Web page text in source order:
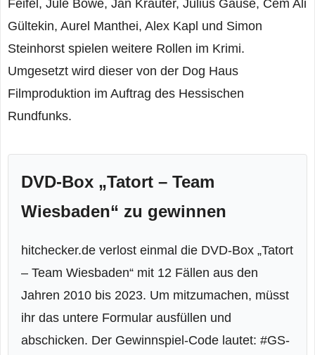
Feifel, Jule Böwe, Jan Krauter, Julius Gause, Cem Ali
Gültekin, Aurel Manthei, Alex Kapl und Simon
Steinhorst spielen weitere Rollen im Krimi.
Umgesetzt wird dieser von der Dog Haus
Filmproduktion im Auftrag des Hessischen
Rundfunks.
DVD-Box „Tatort – Team
Wiesbaden“ zu gewinnen
hitchecker.de verlost einmal die DVD-Box „Tatort
– Team Wiesbaden“ mit 12 Fällen aus den
Jahren 2010 bis 2023. Um mitzumachen, müsst
ihr das untere Formular ausfüllen und
abschicken. Der Gewinnspiel-Code lautet: #GS-